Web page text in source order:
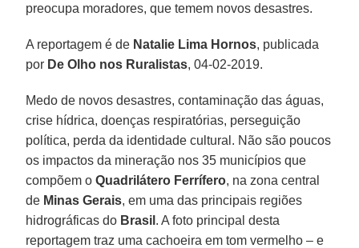
preocupa moradores, que temem novos desastres.
A reportagem é de Natalie Lima Hornos, publicada
por De Olho nos Ruralistas, 04-02-2019.
Medo de novos desastres, contaminação das águas,
crise hídrica, doenças respiratórias, perseguição
política, perda da identidade cultural. Não são poucos
os impactos da mineração nos 35 municípios que
compõem oQuadrilátero Ferrífero, na zona central
de Minas Gerais, em uma das principais regiões
hidrográficas do Brasil . A foto principal desta
reportagem traz uma cachoeira em tom vermelho – e